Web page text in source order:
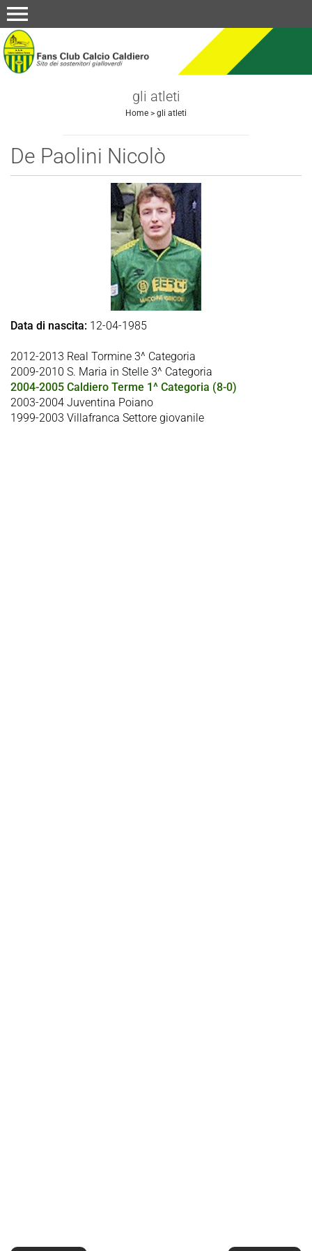
menu
gli atleti
Home > gli atleti
De Paolini Nicolò
Data di nascita: 12-04-1985
2012-2013 Real Tormine 3^ Categoria
2009-2010 S. Maria in Stelle 3^ Categoria
2004-2005 Caldiero Terme 1^ Categoria (8-0)
2003-2004 Juventina Poiano
1999-2003 Villafranca Settore giovanile